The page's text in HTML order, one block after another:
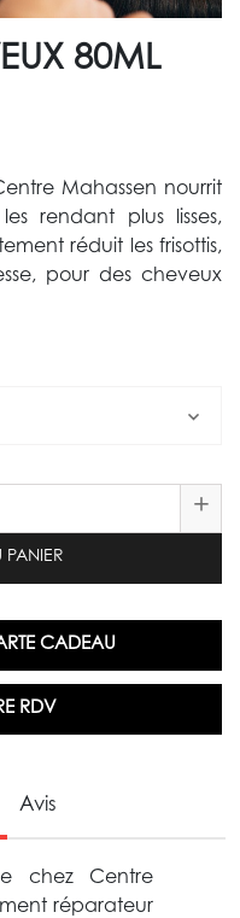
80ML
Mahassen nourrit
rendant plus lisses,
réduit les frisottis,
pour des cheveux
+
AJOUTER AU PANIER
CADEAU
RDV
Avis
chez Centre
réparateur